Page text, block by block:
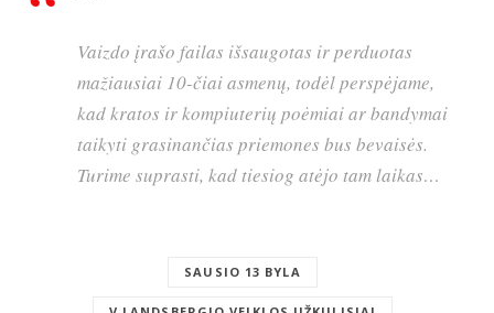
Vaizdo įrašo failas išsaugotas ir perduotas
mažiausiai 10-čiai asmenų, todėl perspėjame,
kad kratos ir kompiuterių poėmiai ar bandymai
taikyti grasinančias priemones bus bevaisės.
Turime suprasti, kad tiesiog atėjo tam laikas…
SAUSIO 13 BYLA